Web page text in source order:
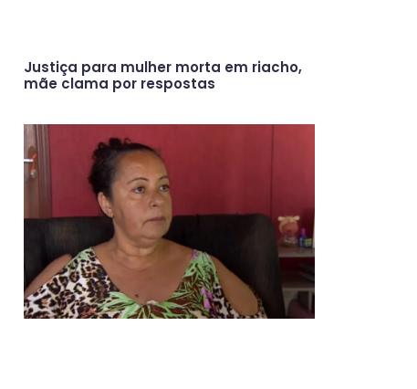
Justiça para mulher morta em riacho,
mãe clama por respostas